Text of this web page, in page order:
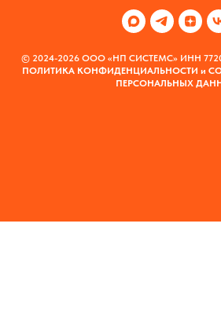
© 2024-2026 ООО «НП СИСТЕМС» ИНН
ПОЛИТИКА КОНФИДЕНЦИАЛЬНОСТИ и
ПЕРСОНАЛЬНЫХ